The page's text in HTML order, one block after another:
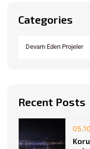
Categories
Devam Eden Projeler
Recent Posts